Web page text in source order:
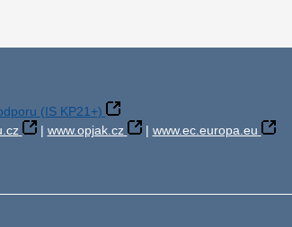
(IS KP21+)
| www.opjak.cz | www.ec.europa.eu